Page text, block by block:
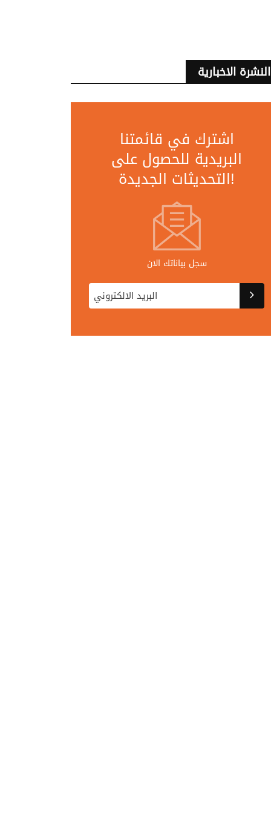
النشرة الاخبارية
اشترك في قائمتنا
البريدية للحصول على
التحديثات الجديدة!
سجل بياناتك الان